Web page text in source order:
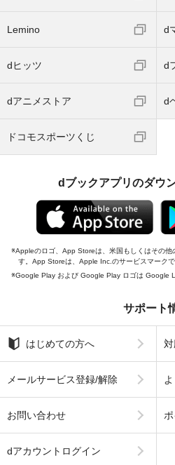
Lemino d
dヒッツ d
dアニメストア d
ドコモスポーツくじ
dブックアプリのダウ
Appleのロゴ、App Storeは、米国もしくはその
す。App Storeは、Apple Inc.のサービスマークで
Google Play および Google Play ロゴは Google
サポート
はじめての方へ
メールサービス登録/解除
お問い合わせ
dアカウントログイン